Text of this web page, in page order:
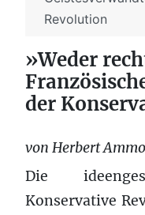
Revolution
»Weder
der
von Herbert
Die
Konservative